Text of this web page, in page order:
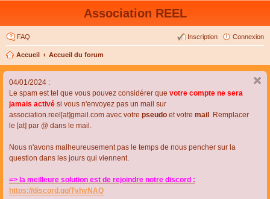
Association REEL
FAQ Connexion
Inscription
Accueil Accueil du forum
04/01/2024 :
Le spam est tel que vous pouvez considérer que votre compte ne sera
jamais activé si vous n'envoyez pas un mail sur
association.reel[at]gmail.com avec votre pseudo et votre mail . Remplacer
le [at] par @ dans le mail.
Nous n'avons malheureusement pas le temps de nous pencher sur la
question dans les jours qui viennent.
=> la meilleure solution est de rejoindre notre discord :
https://discord.gg/TvhyNAQ